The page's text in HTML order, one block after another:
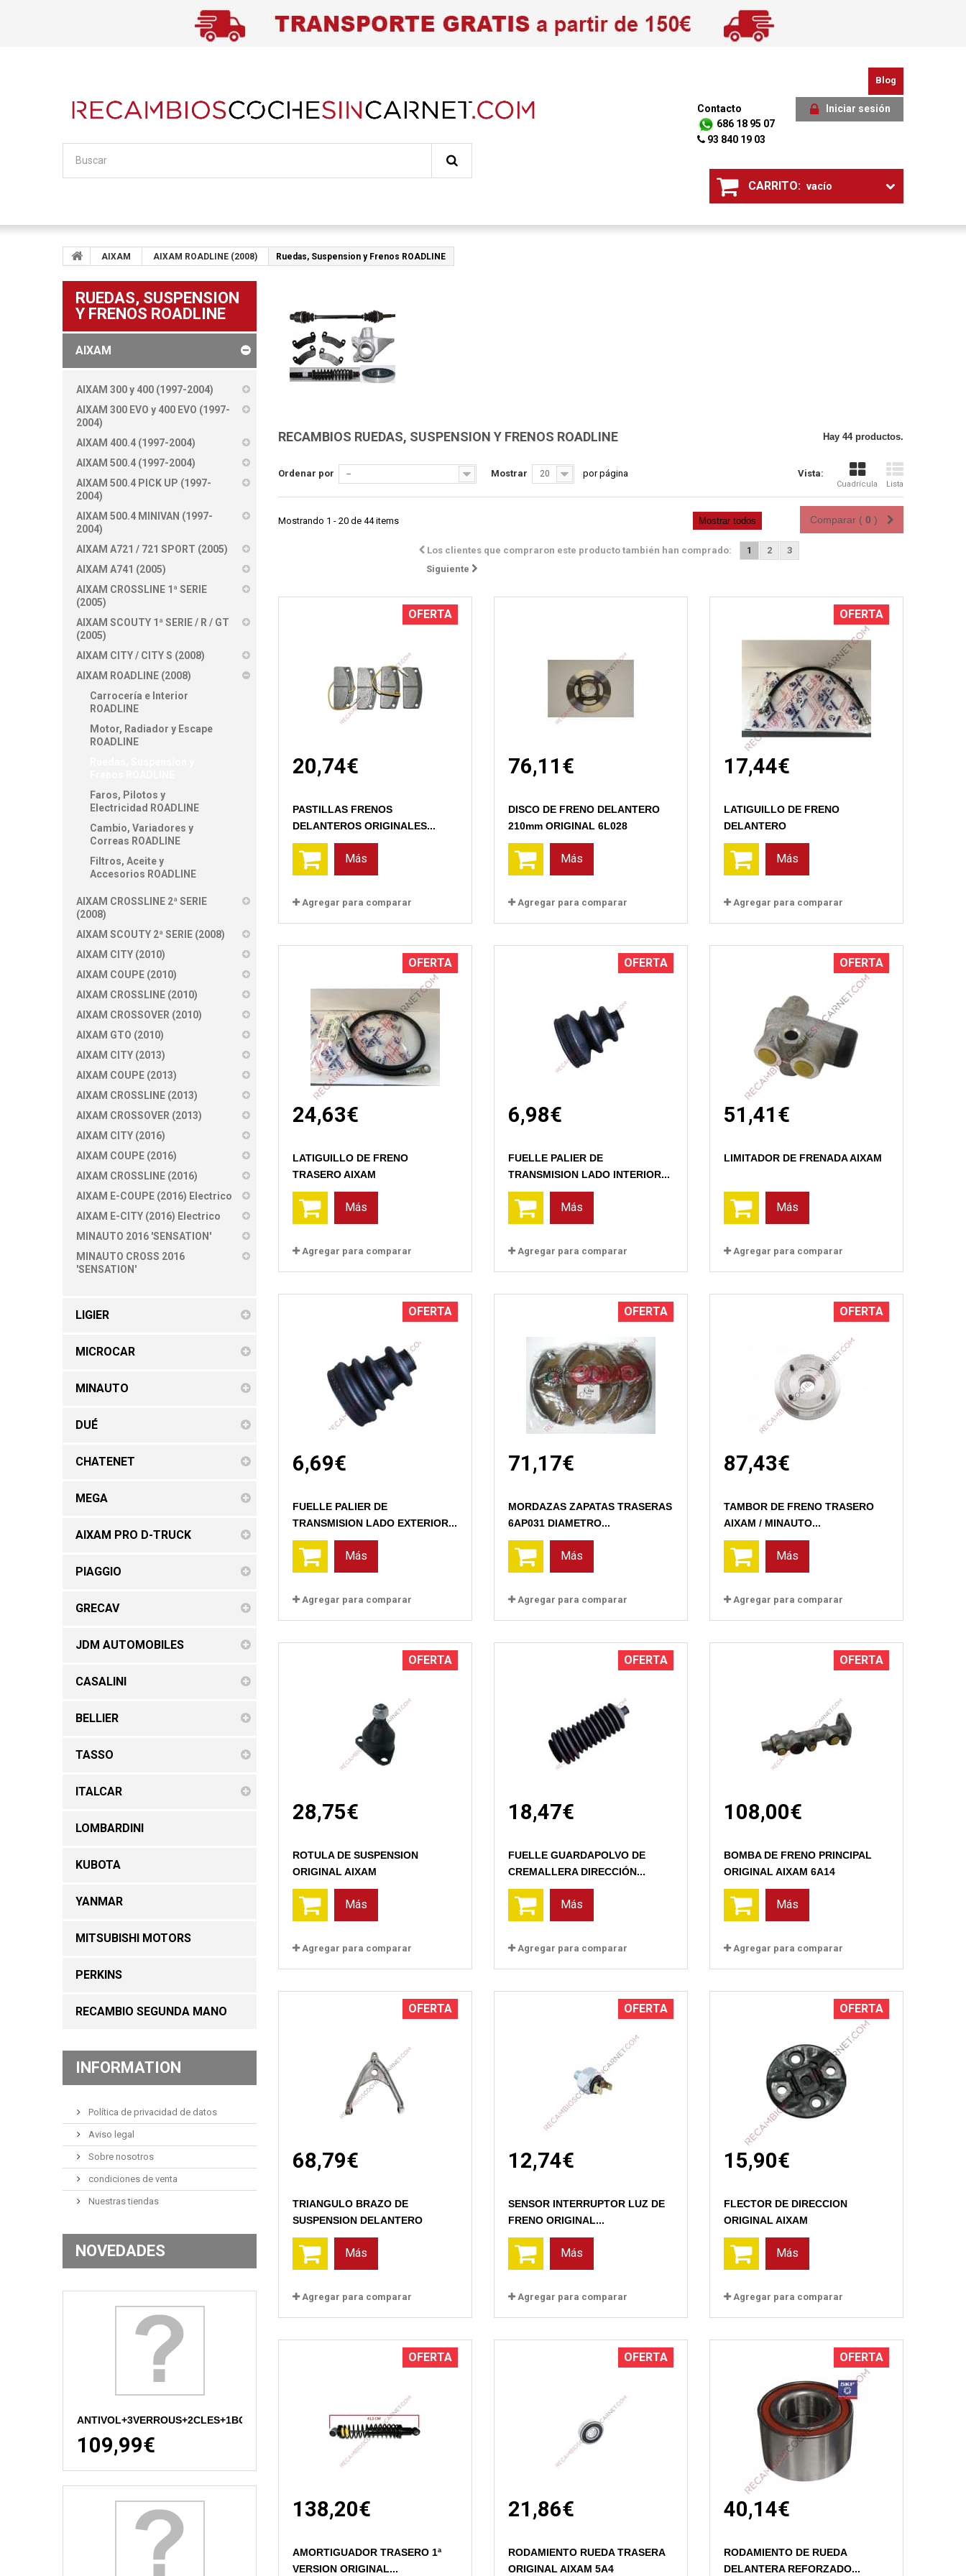
Blog
Iniciar sesión
Contacto
686 18 95 07
93 840 19 03
CARRITO: vacío
AIXAM AIXAM ROADLINE (2008) Ruedas, Suspension y Frenos ROADLINE
RUEDAS, SUSPENSION
Y FRENOS ROADLINE
AIXAM
AIXAM 300 y 400 (1997-2004)
AIXAM 300 EVO y 400 EVO (1997-
2004)
AIXAM 400.4 (1997-2004)
AIXAM 500.4 (1997-2004)
AIXAM 500.4 PICK UP (1997-
2004)
AIXAM 500.4 MINIVAN (1997-
2004)
AIXAM A721 / 721 SPORT (2005)
AIXAM A741 (2005)
AIXAM CROSSLINE 1ª SERIE
(2005)
AIXAM SCOUTY 1ª SERIE / R / GT
(2005)
AIXAM CITY / CITY S (2008)
AIXAM ROADLINE (2008)
Carrocería e Interior
ROADLINE
Motor, Radiador y Escape
ROADLINE
Faros, Pilotos y
Electricidad ROADLINE
Cambio, Variadores y
Correas ROADLINE
Filtros, Aceite y
Accesorios ROADLINE
AIXAM CROSSLINE 2ª SERIE
(2008)
AIXAM SCOUTY 2ª SERIE (2008)
AIXAM CITY (2010)
AIXAM COUPE (2010)
AIXAM CROSSLINE (2010)
AIXAM CROSSOVER (2010)
AIXAM GTO (2010)
AIXAM CITY (2013)
AIXAM COUPE (2013)
AIXAM CROSSLINE (2013)
AIXAM CROSSOVER (2013)
AIXAM CITY (2016)
AIXAM COUPE (2016)
AIXAM CROSSLINE (2016)
AIXAM E-COUPE (2016) Electrico
AIXAM E-CITY (2016) Electrico
MINAUTO 2016 'SENSATION'
MINAUTO CROSS 2016
'SENSATION'
LIGIER
MICROCAR
MINAUTO
DUÉ
CHATENET
MEGA
AIXAM PRO D-TRUCK
PIAGGIO
GRECAV
JDM AUTOMOBILES
CASALINI
BELLIER
TASSO
ITALCAR
LOMBARDINI
KUBOTA
YANMAR
MITSUBISHI MOTORS
PERKINS
RECAMBIO SEGUNDA MANO
INFORMATION
Política de privacidad de datos
Aviso legal
Sobre nosotros
condiciones de venta
Nuestras tiendas
NOVEDADES
ANTIVOL+3VERROUS+2CLES+1BOUCHO
109,99€
RECAMBIOS RUEDAS, SUSPENSION Y FRENOS ROADLINE Hay 44 productos.
Vista:
Cuadrícula Lista
Ordenar por -- Mostrar 20 por página
Comparar ( 0 )
Mostrar todos
Los clientes que compraron este producto también han comprado: 1 2
3
Siguiente
Mostrando 1 - 20 de 44 items
Vista rápida
OFERTA
20,74€
PASTILLAS FRENOS
DELANTEROS ORIGINALES...
Más
Agregar para comparar
Vista rápida
76,11€
DISCO DE FRENO DELANTERO
210mm ORIGINAL 6L028
Más
Agregar para comparar
Vista rápida
OFERTA
17,44€
LATIGUILLO DE FRENO
DELANTERO
Más
Agregar para comparar
OFERTA
24,63€
LATIGUILLO DE FRENO
TRASERO AIXAM
Más
Agregar para comparar
OFERTA
6,98€
FUELLE PALIER DE
TRANSMISION LADO INTERIOR...
Más
Agregar para comparar
OFERTA
51,41€
LIMITADOR DE FRENADA AIXAM
Más
Agregar para comparar
OFERTA
6,69€
FUELLE PALIER DE
TRANSMISION LADO EXTERIOR...
Más
Agregar para comparar
OFERTA
71,17€
MORDAZAS ZAPATAS TRASERAS
6AP031 DIAMETRO...
Más
Agregar para comparar
OFERTA
87,43€
TAMBOR DE FRENO TRASERO
AIXAM / MINAUTO...
Más
Agregar para comparar
OFERTA
28,75€
ROTULA DE SUSPENSION
ORIGINAL AIXAM
Más
Agregar para comparar
OFERTA
18,47€
FUELLE GUARDAPOLVO DE
CREMALLERA DIRECCIÓN...
Más
Agregar para comparar
OFERTA
108,00€
BOMBA DE FRENO PRINCIPAL
ORIGINAL AIXAM 6A14
Más
Agregar para comparar
OFERTA
68,79€
TRIANGULO BRAZO DE
SUSPENSION DELANTERO
Más
Agregar para comparar
OFERTA
12,74€
SENSOR INTERRUPTOR LUZ DE
FRENO ORIGINAL...
Más
Agregar para comparar
OFERTA
15,90€
FLECTOR DE DIRECCION
ORIGINAL AIXAM
Más
Agregar para comparar
OFERTA
138,20€
AMORTIGUADOR TRASERO 1ª
VERSION ORIGINAL...
OFERTA
21,86€
RODAMIENTO RUEDA TRASERA
ORIGINAL AIXAM 5A4
OFERTA
40,14€
RODAMIENTO DE RUEDA
DELANTERA REFORZADO...